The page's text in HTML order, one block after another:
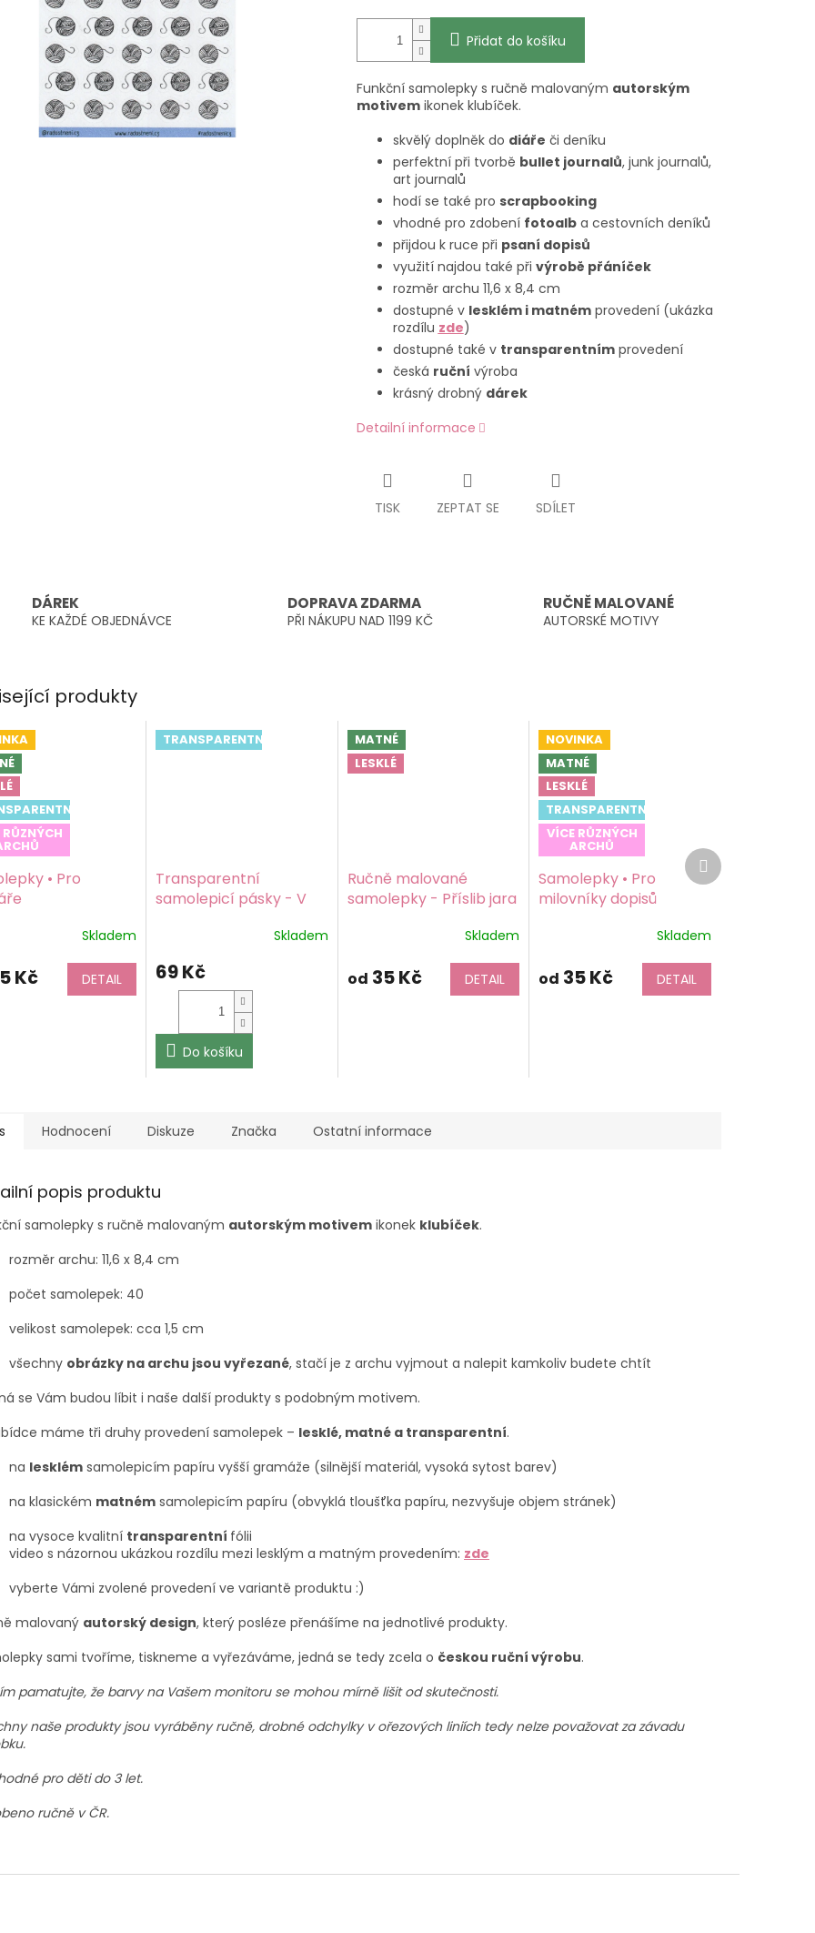
Přidat do košíku
Funkční samolepky s ručně malovaným autorským
motivemikonek klubíček.
skvělý doplněk do diáře či deníku
perfektní při tvorbě bullet journalů, junk journalů,
art journalů
hodí se také pro scrapbooking
vhodné pro zdobení fotoalba cestovních deníků
přijdou k ruce při psaní dopisů
využití najdou také při výrobě přáníček
rozměr archu 11,6 x 8,4 cm
dostupné v lesklém i matnémprovedení (ukázka
rozdílu zde)
dostupné také v transparentnímprovedení
česká ruční výroba
krásný drobný dárek
Detailní informace
TISK ZEPTAT SE SDÍLET
DÁREK
KE KAŽDÉ OBJEDNÁVCE
DOPRAVA ZDARMA
PŘI NÁKUPU NAD 1199 KČ
RUČNĚ MALOVANÉ
AUTORSKÉ MOTIVY
produkty
• Pro
Skladem
Kč DETAIL
TRANSPARENTNÍ
Transparentní
samolepicí pásky - V
transparentní fólie
Skladem
69 Kč
Do košíku
MATNÉ
LESKLÉ
Ručně malované
samolepky - Příslib jara
samolepicí papírSkladem
od 35 Kč DETAIL
NOVINKA
MATNÉ
LESKLÉ
TRANSPARENTNÍ
VÍCE RŮZNÝCH
ARCHŮ
Samolepky • Pro
milovníky dopisů
Skladem
od 35 Kč DETAIL
Další
produkt
Hodnocení Diskuze Značka Ostatní informace
popis produktu
samolepky s ručně malovaným autorským motivem ikonek klubíček.
rozměr archu: 11,6 x 8,4 cm
počet samolepek: 40
velikost samolepek: cca 1,5 cm
všechny obrázky na archu jsou vyřezané, stačí je z archu vyjmout a nalepit kamkoliv budete chtít
se Vám budou líbit i naše další produkty s podobným motivem.
máme tři druhy provedení samolepek – lesklé, matné a transparentní.
na lesklém samolepicím papíru vyšší gramáže (silnější materiál, vysoká sytost barev)
na klasickém matném samolepicím papíru (obvyklá tloušťka papíru, nezvyšuje objem stránek)
na vysoce kvalitní transparentní fólii
video s názornou ukázkou rozdílu mezi lesklým a matným provedením: zde
vyberte Vámi zvolené provedení ve variantě produktu :)
malovaný autorský design, který posléze přenášíme na jednotlivé produkty.
sami tvoříme, tiskneme a vyřezáváme, jedná se tedy zcela o českou ruční výrobu.
pamatujte, že barvy na Vašem monitoru se mohou mírně lišit od skutečnosti.
naše produkty jsou vyráběny ručně, drobné odchylky v ořezových liniích tedy nelze považovat za závadu
pro děti do 3 let.
ručně v ČR.